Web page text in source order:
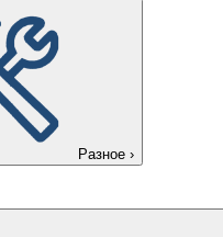
Разное ›